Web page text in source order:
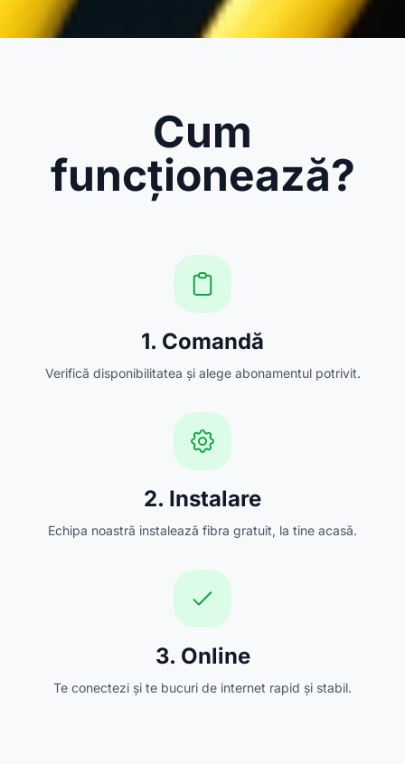
Cum
funcționează?
1. Comandă
Verifică disponibilitatea și alege abonamentul potrivit.
2. Instalare
Echipa noastră instalează fibra gratuit, la tine acasă.
3. Online
Te conectezi și te bucuri de internet rapid și stabil.